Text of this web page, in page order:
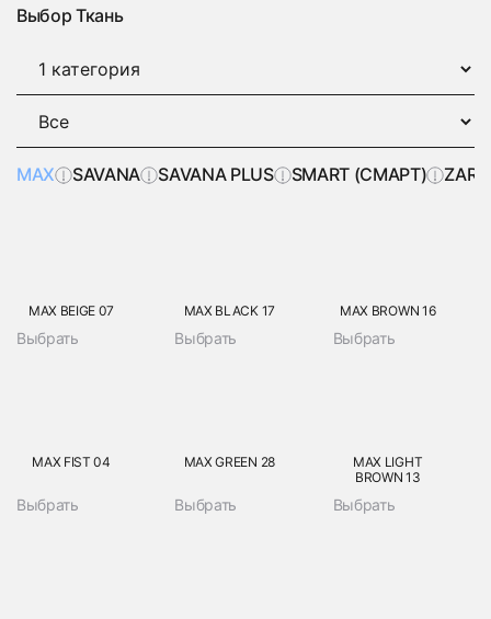
Выбор Ткань
MAX SAVANA SAVANA PLUS SMART (СМАРТ) ZARA
MAX BEIGE 07
Выбрать
MAX BLACK 17
Выбрать
MAX BROWN 16
Выбрать
MAX FIST 04
Выбрать
MAX GREEN 28
Выбрать
MAX LIGHT
BROWN 13
Выбрать